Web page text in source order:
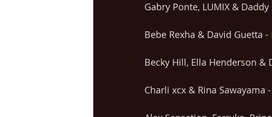
Gabry Ponte, LUMIX &
Bebe Rexha & David Guetta
Becky Hill, Ella Henderson &
Charli xcx & Rina Sawayama